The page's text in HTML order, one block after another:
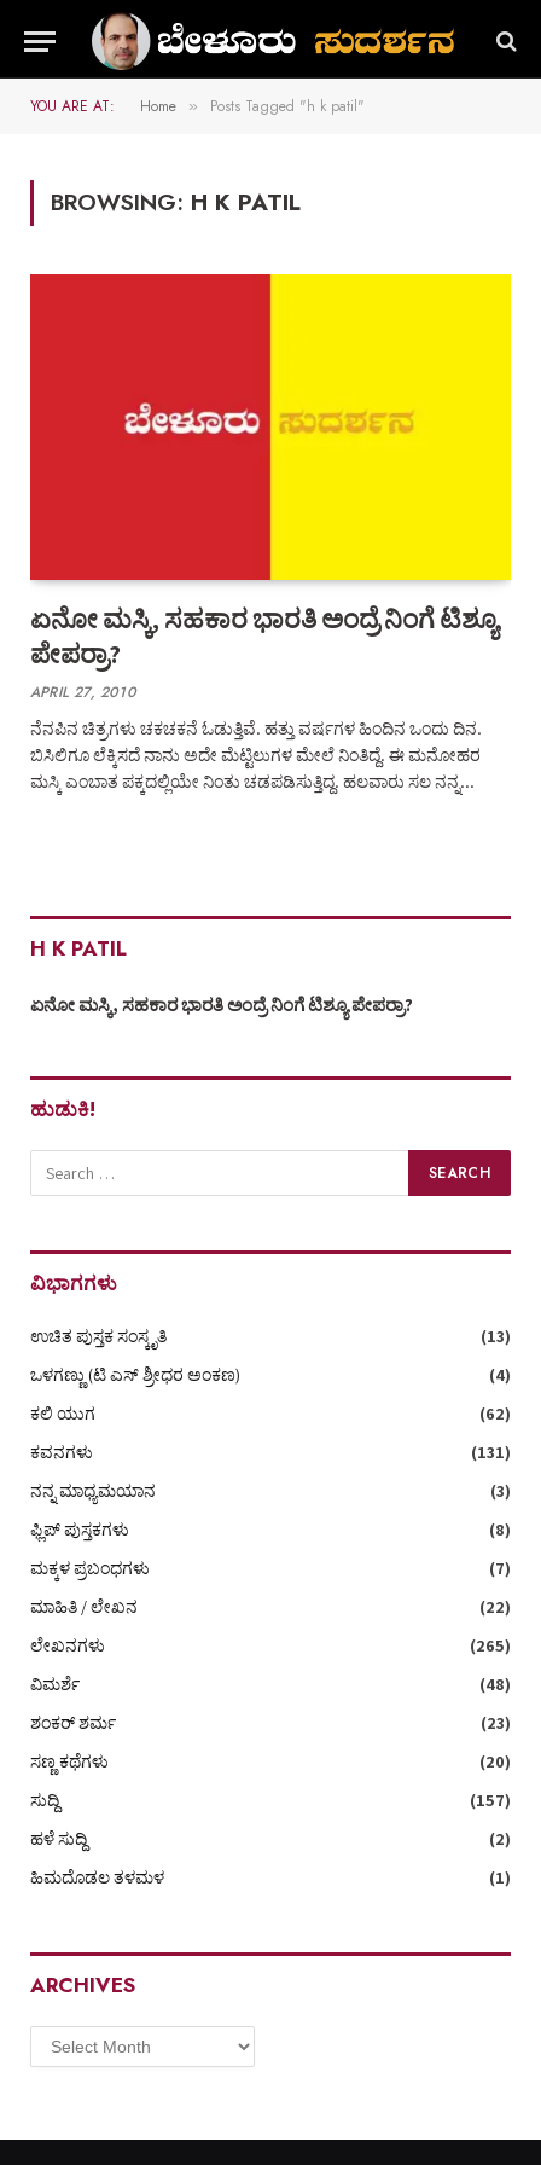
YOU ARE AT: Home » Posts Tagged "h k patil"
BROWSING: H K PATIL
ಏನೋ ಮಸ್ಕಿ, ಸಹಕಾರ ಭಾರತಿ ಅಂದ್ರೆ ನಿಂಗೆ ಟಿಶ್ಯೂ
ಪೇಪರ್ರಾ?
APRIL 27, 2010
ನೆನಪಿನ ಚಿತ್ರಗಳು ಚಕಚಕನೆ ಓಡುತ್ತಿವೆ. ಹತ್ತು ವರ್ಷಗಳ ಹಿಂದಿನ ಒಂದು ದಿನ.
ಬಿಸಿಲಿಗೂ ಲೆಕ್ಕಿಸದೆ ನಾನು ಅದೇ ಮೆಟ್ಟಿಲುಗಳ ಮೇಲೆ ನಿಂತಿದ್ದೆ. ಈ ಮನೋಹರ
ಮಸ್ಕಿ ಎಂಬಾತ ಪಕ್ಕದಲ್ಲಿಯೇ ನಿಂತು ಚಡಪಡಿಸುತ್ತಿದ್ದ. ಹಲವಾರು ಸಲ ನನ್ನ…
H K PATIL
ಏನೋ ಮಸ್ಕಿ, ಸಹಕಾರ ಭಾರತಿ ಅಂದ್ರೆ ನಿಂಗೆ ಟಿಶ್ಯೂ ಪೇಪರ್ರಾ?
ಹುಡುಕಿ!
ವಿಭಾಗಗಳು
ಉಚಿತ ಪುಸ್ತಕ ಸಂಸ್ಕೃತಿ
(13)
ಒಳಗಣ್ಣು (ಟಿ ಎಸ್‌ ಶ್ರೀಧರ ಅಂಕಣ)
(4)
ಕಲಿ ಯುಗ
(62)
ಕವನಗಳು
(131)
ನನ್ನ ಮಾಧ್ಯಮಯಾನ
(3)
ಫ್ಲಿಪ್ ಪುಸ್ತಕಗಳು
(8)
ಮಕ್ಕಳ ಪ್ರಬಂಧಗಳು
(7)
ಮಾಹಿತಿ / ಲೇಖನ
(22)
ಲೇಖನಗಳು
(265)
ವಿಮರ್ಶೆ
(48)
ಶಂಕರ್ ಶರ್ಮ
(23)
ಸಣ್ಣ ಕಥೆಗಳು
(20)
ಸುದ್ದಿ
(157)
ಹಳೆ ಸುದ್ದಿ
(2)
ಹಿಮದೊಡಲ ತಳಮಳ
(1)
ARCHIVES
Archives